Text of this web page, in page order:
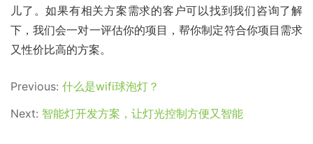
儿了。如果有相关方案需求的客户可以找到我们咨询了解
下，我们会一对一评估你的项目，帮你制定符合你项目需求
又性价比高的方案。
Previous: 什么是wifi球泡灯？
Next: 智能灯开发方案，让灯光控制方便又智能